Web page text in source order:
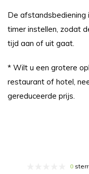
De afstandsbediening
timer instellen, zodat
tijd aan of uit gaat.
* Wilt u een grotere
restaurant of hotel,
gereduceerde prijs.
0